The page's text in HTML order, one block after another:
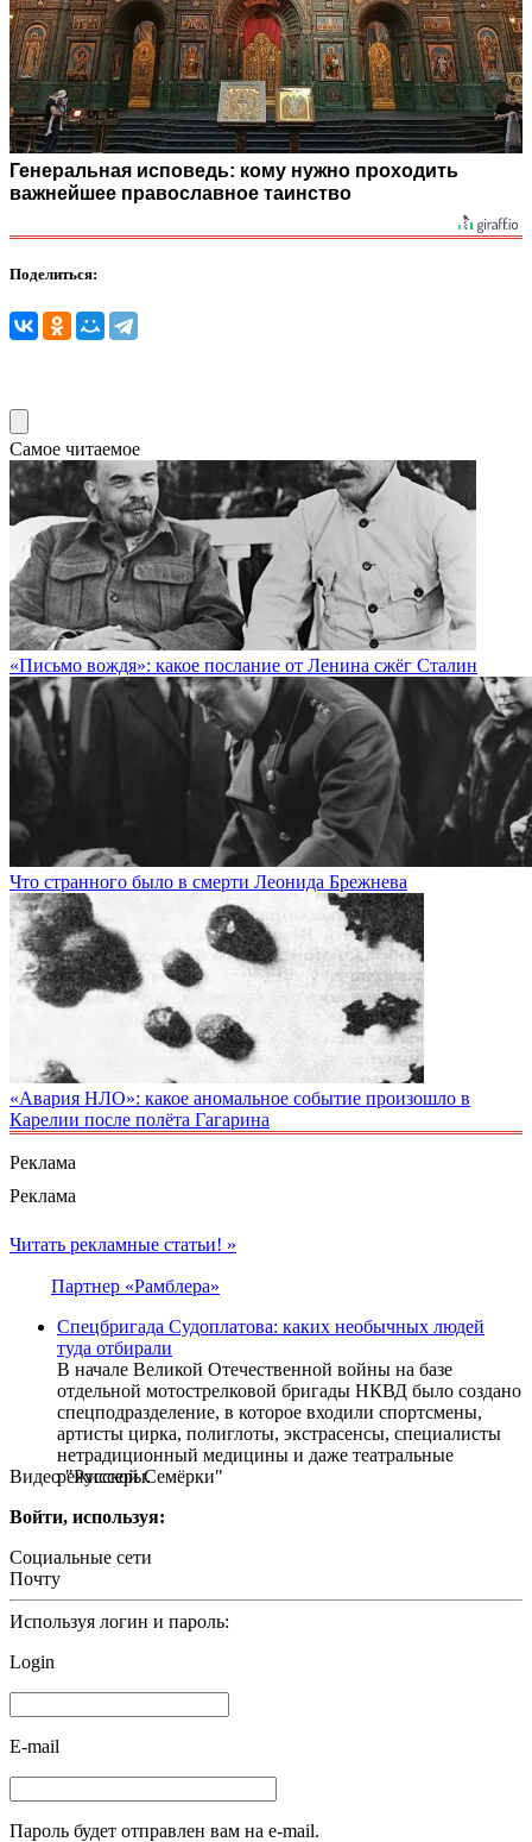
Генеральная исповедь: кому нужно проходить
важнейшее православное таинство
Поделиться:
Самое читаемое
«Письмо вождя»: какое послание от Ленина сжёг Сталин
Что странного было в смерти Леонида Брежнева
«Авария НЛО»: какое аномальное событие произошло в
Карелии после полёта Гагарина
Реклама
Реклама
Видео "Русской Семёрки"
Читать рекламные статьи! »
Партнер «Рамблера»
Спецбригада Судоплатова: каких необычных людей
туда отбирали
В начале Великой Отечественной войны на базе
отдельной мотострелковой бригады НКВД было создано
спецподразделение, в которое входили спортсмены,
артисты цирка, полиглоты, экстрасенсы, специалисты
нетрадиционный медицины и даже театральные
режиссеры.
Войти, используя:
Социальные сети
Почту
Используя логин и пароль:
Login
E-mail
Пароль будет отправлен вам на e-mail.